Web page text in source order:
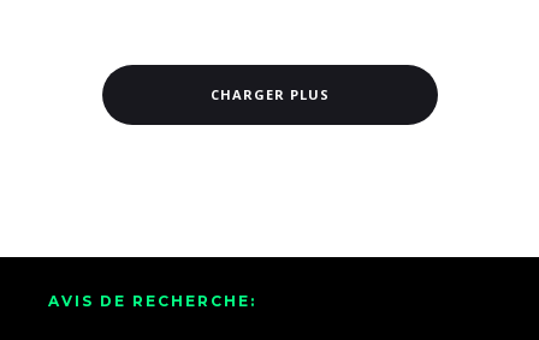
CHARGER PLUS
AVIS DE RECHERCHE: